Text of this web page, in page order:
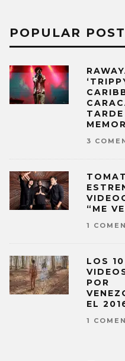
POPULAR POST
TARDE
3
“ME
1
LOS
POR
EL
1